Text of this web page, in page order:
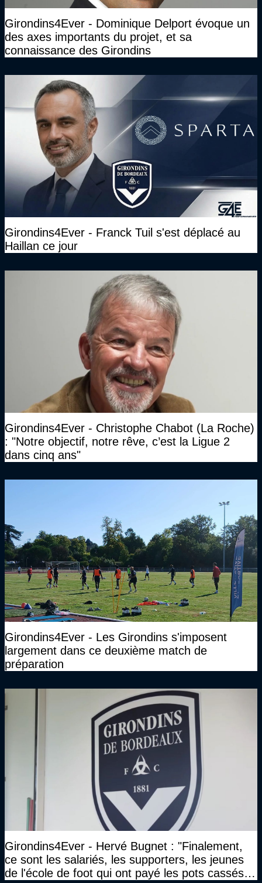
Girondins4Ever - Dominique Delport évoque un
des axes importants du projet, et sa
connaissance des Girondins
Girondins4Ever - Franck Tuil s'est déplacé au
Haillan ce jour
Girondins4Ever - Christophe Chabot (La Roche)
: "Notre objectif, notre rêve, c’est la Ligue 2
dans cinq ans"
Girondins4Ever - Les Girondins s'imposent
largement dans ce deuxième match de
préparation
Girondins4Ever - Hervé Bugnet : "Finalement,
ce sont les salariés, les supporters, les jeunes
de l'école de foot qui ont payé les pots cassés